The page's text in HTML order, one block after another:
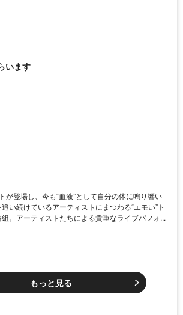
います
が登場し、今も“血液”として自分の体に鳴り響い
い続けているアーティストにまつわる“エモい”ト
。アーティストたちによる貴重なライブパフォ...
もっと見る